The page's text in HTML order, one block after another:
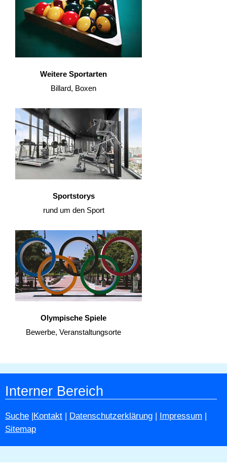
Weitere Sportarten
Billard, Boxen
Sportstorys
rund um den Sport
Olympische Spiele
Bewerbe, Veranstaltungsorte
Interner Bereich
Suche |Kontakt | Datenschutzerklärung | Impressum |
Sitemap